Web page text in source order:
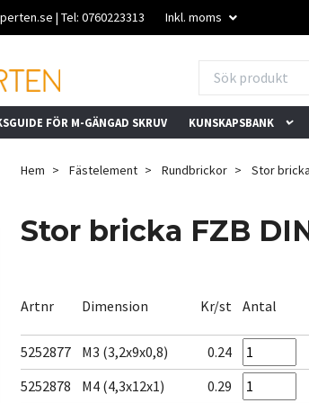
| Tel: 0760223313 Inkl. moms
FÖR M-GÄNGAD SKRUV KUNSKAPSBANK
★★★★★
till och med för att
dubbelkolla ett fel."
– Trustpilot-användare
★★★★★
"Mixade skruvar i små
mängder? Inget
här."
– Trustpilot-användare
Hem Fästelement Rundbrickor Stor bricka
Stor bricka FZB
Artnr Dimension Kr/st Antal
5252877
M3 (3,2x9x0,8) 0.24
5252878 M4 (4,3x12x1) 0.29